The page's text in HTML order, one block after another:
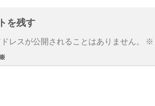
を残す
ドレスが公開されることはありません。 ※
※